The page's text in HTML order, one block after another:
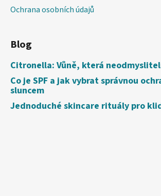
Ochrana osobních údajů
Blog
Citronella: Vůně, která
Co je SPF a jak vybrat správnou
sluncem
Jednoduché skincare rituály pro